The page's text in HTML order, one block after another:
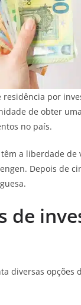
residência por
de obter
no país.
a liberdade
Depois de
de
diversas